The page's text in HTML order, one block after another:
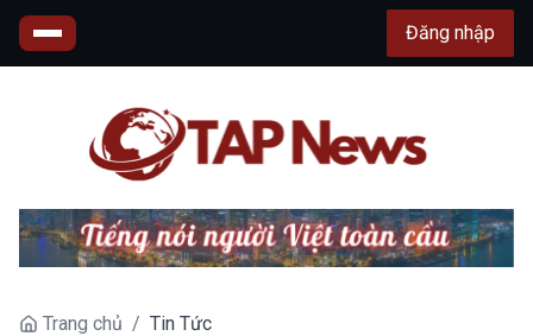
Đăng nhập
Trang chủ / Tin Tức